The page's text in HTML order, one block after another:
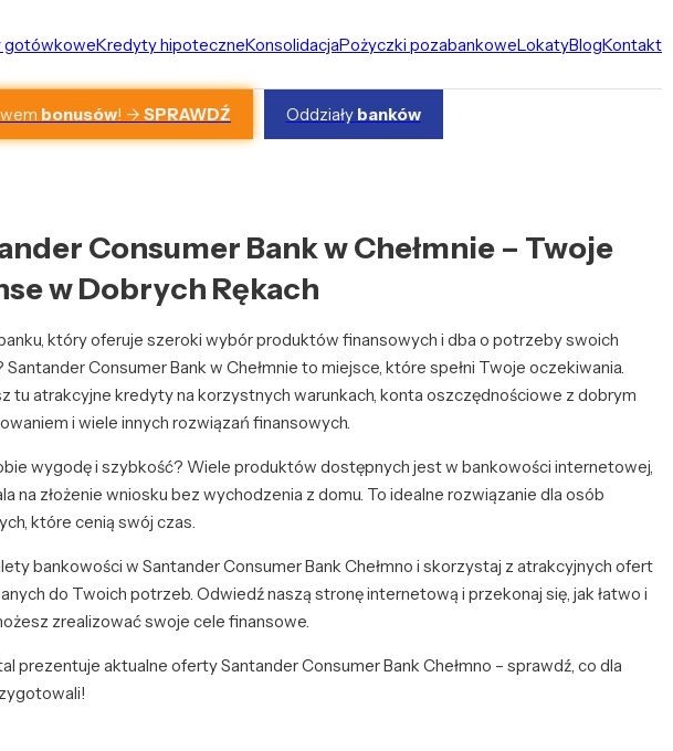
gotówkoweKredyty hipoteczneKonsolidacjaPożyczki pozabankoweLokatyBlogKontakt
bonusów! ->SPRAWDŹ Oddziały banków
Consumer Bank w Chełmnie – Twoje
w Dobrych Rękach
który oferuje szeroki wybór produktów finansowych i dba o potrzeby swoich
Consumer Bank w Chełmnie to miejsce, które spełni Twoje oczekiwania.
tu atrakcyjne kredyty na korzystnych warunkach, konta oszczędnościowe z dobrym
i wiele innych rozwiązań finansowych.
wygodę i szybkość? Wiele produktów dostępnych jest w bankowości internetowej,
na złożenie wniosku bez wychodzenia z domu. To idealne rozwiązanie dla osób
które cenią swój czas.
bankowości w Santander Consumer Bank Chełmno i skorzystaj z atrakcyjnych ofert
do Twoich potrzeb. Odwiedź naszą stronę internetową i przekonaj się, jak łatwo i
zrealizować swoje cele finansowe.
prezentuje aktualne oferty Santander Consumer Bank Chełmno – sprawdź, co dla